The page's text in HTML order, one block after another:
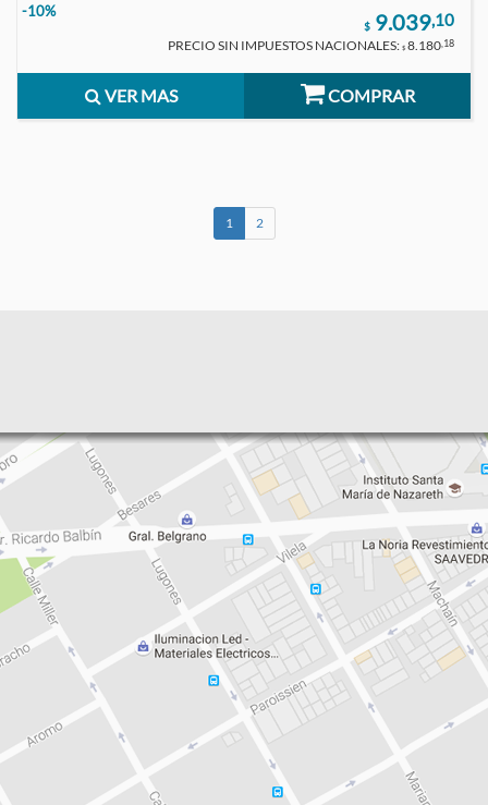
-10%
$ 9.039,10
PRECIO SIN IMPUESTOS NACIONALES: $ 8.180,18
VER MAS COMPRAR
1 2